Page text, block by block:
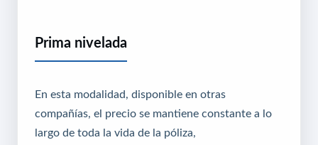
Prima nivelada
En esta modalidad, disponible en otras
compañías, el precio se mantiene constante a lo
largo de toda la vida de la póliza,